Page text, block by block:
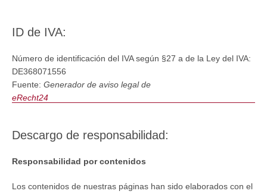
ID de IVA:
Número de identificación del IVA según §27 a de la Ley del IVA:
DE368071556
Fuente: Generador de aviso legal de
eRecht24
Descargo de responsabilidad:
Responsabilidad por contenidos
Los contenidos de nuestras páginas han sido elaborados con el